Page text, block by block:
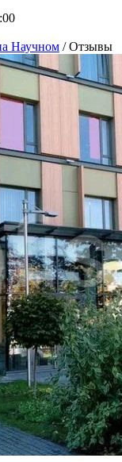
Научном /Отзывы